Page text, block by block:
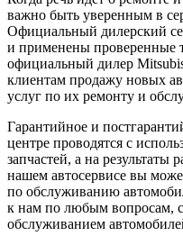
важно быть уверенным в
Официальный дилерский
и применены проверенные
официальный дилер
клиентам продажу новых
услуг по их ремонту и
Гарантийное и
центре проводятся с
запчастей, а на результаты
нашем автосервисе вы
по обслуживанию
к нам по любым вопросам,
обслуживанием